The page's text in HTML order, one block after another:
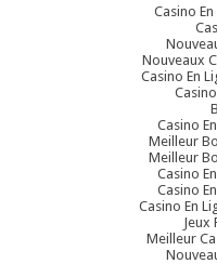
Casino
Nouveaux
Casino En
Casino
Meilleur
Meilleur
Casino
Casino
Casino En
Jeux
Meilleur